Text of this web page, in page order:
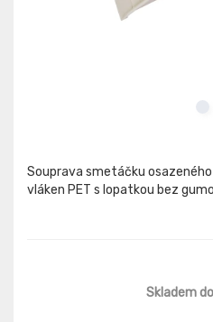
Souprava smetáčku
vláken PET s lopatkou bez
Skladem